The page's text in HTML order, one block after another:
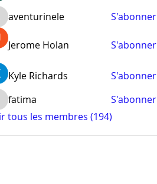
aventurinele S'abonner
Jerome Holan S'abonner
Kyle Richards S'abonner
fatima
fatima
S'abonner
tous les membres (194)